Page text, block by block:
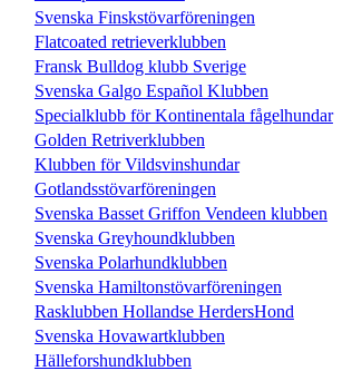
Svenska Finskstövarföreningen
Flatcoated retrieverklubben
Fransk Bulldog klubb Sverige
Svenska Galgo Español Klubben
Specialklubb för Kontinentala fågelhundar
Golden Retriverklubben
Klubben för Vildsvinshundar
Gotlandsstövarföreningen
Svenska Basset Griffon Vendeen klubben
Svenska Greyhoundklubben
Svenska Polarhundklubben
Svenska Hamiltonstövarföreningen
Rasklubben Hollandse HerdersHond
Svenska Hovawartklubben
Hälleforshundklubben